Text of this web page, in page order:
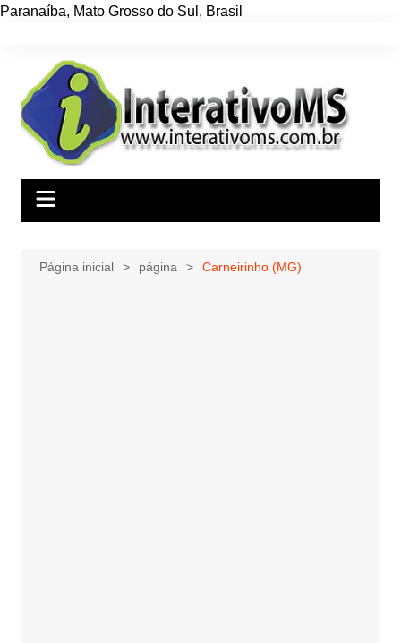
Paranaíba, Mato Grosso do Sul , Brasil
conteúdo
Página inicial página Carneirinho (MG)